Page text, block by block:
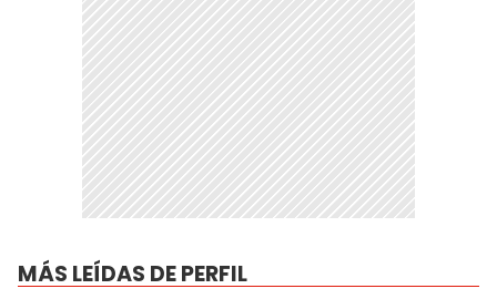
MÁS LEÍDAS DE PERFIL